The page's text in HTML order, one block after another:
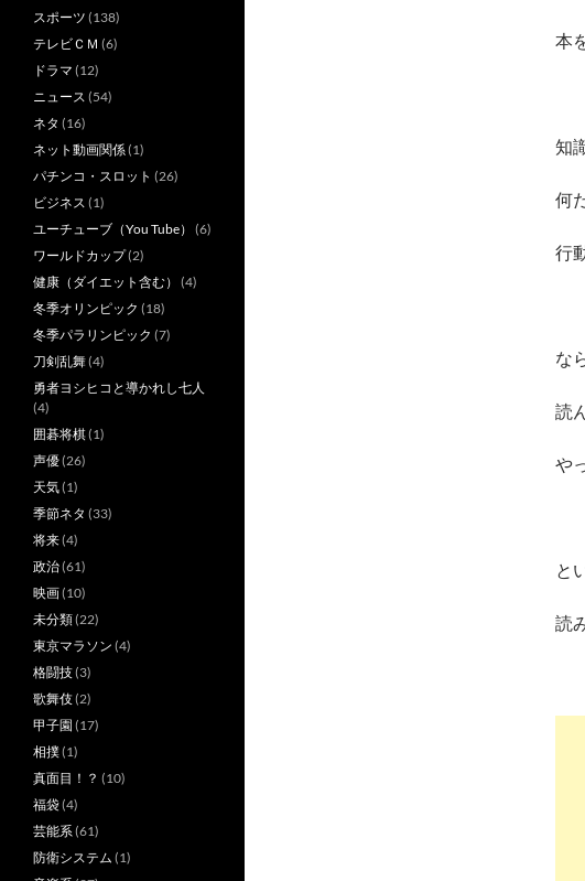
本
知
何
行
な
読
や
と
読
スポーツ (138)
テレビＣＭ (6)
ドラマ (12)
ニュース (54)
ネタ (16)
ネット動画関係(1)
パチンコ・スロット (26)
ビジネス (1)
ユーチューブ（You Tube） (6)
ワールドカップ(2)
健康（ダイエット含む） (4)
冬季オリンピック (18)
冬季パラリンピック (7)
刀剣乱舞(4)
勇者ヨシヒコと導かれし七人
(4)
囲碁将棋(1)
声優(26)
天気(1)
季節ネタ (33)
将来(4)
政治(61)
映画(10)
未分類(22)
東京マラソン (4)
格闘技(3)
歌舞伎(2)
甲子園 (17)
相撲(1)
真面目！？ (10)
福袋(4)
芸能系(61)
防衛システム (1)